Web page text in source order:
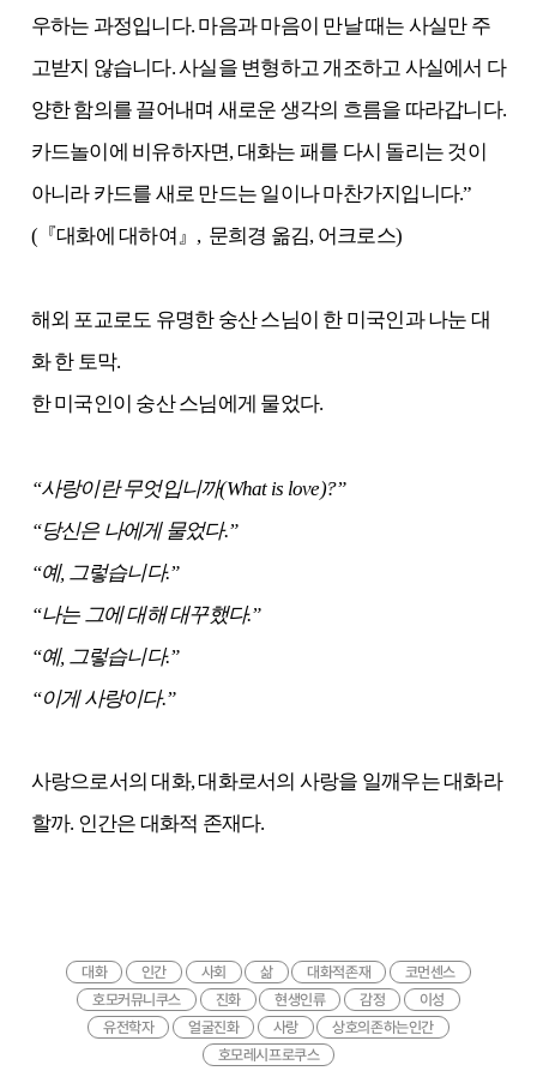
우하는 과정입니다. 마음과 마음이 만날 때는 사실만 주
고받지 않습니다. 사실을 변형하고 개조하고 사실에서 다
양한 함의를 끌어내며 새로운 생각의 흐름을 따라갑니다.
카드놀이에 비유하자면, 대화는 패를 다시 돌리는 것이
아니라 카드를 새로 만드는 일이나 마찬가지입니다.”
(『대화에 대하여』, 문희경 옮김, 어크로스)
해외 포교로도 유명한 숭산 스님이 한 미국인과 나눈 대
화 한 토막.
한 미국인이 숭산 스님에게 물었다.
“사랑이란 무엇입니까(What is love)?”
“당신은 나에게 물었다.”
“예, 그렇습니다.”
“나는 그에 대해 대꾸했다.”
“예, 그렇습니다.”
“이게 사랑이다.”
사랑으로서의 대화, 대화로서의 사랑을 일깨우는 대화라
할까. 인간은 대화적 존재다.
대화 인간 사회 삶 대화적존재
코먼센스
호모커뮤니쿠스
진화 현생인류 감정
이성
유전학자
얼굴진화 사랑
상호의존하는인간
호모레시프로쿠스